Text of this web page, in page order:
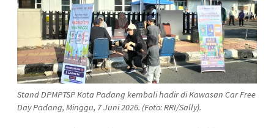
Stand DPMPTSP Kota Padang kembali hadir di Kawasan Car Free
Day Padang, Minggu, 7 Juni 2026. (Foto: RRI/Sally).